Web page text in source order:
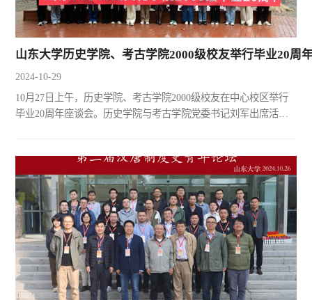
山东大学历史学院、考古学院2000级校友举行毕业20周
2024-10-29
10月27日上午，历史学院、考古学院2000级校友在中心校区举行
毕业20周年座谈会。历史学院与考古学院党委书记刘军出席活动
表、辅导员、部分管理服务人员、2000级校友代表共同参加活
动。活动由2000级考古专业学生郎剑锋主持。刘军在讲话中对
2000级校友“回家”表示诚挚地欢迎，并与大家一起回顾了历史学
科的辉煌...